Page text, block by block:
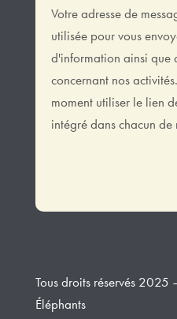
Votre adresse de
utilisée pour vous
d'information ainsi que
concernant nos
moment utiliser le lien
intégré dans chacun de
Tous droits réservés 2025
Éléphants